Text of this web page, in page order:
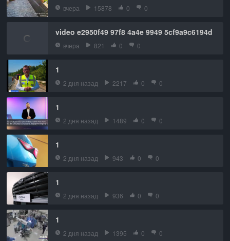
вчера 15878 0 0
video e2950f49 97f8 4a4e 9949 5cf9a9c6194d
вчера 821 0 0
1
2 дня назад 2217 0 0
1
2 дня назад 1489 0 0
1
2 дня назад 943 0 0
1
2 дня назад 936 0 0
1
2 дня назад 1395 0 0